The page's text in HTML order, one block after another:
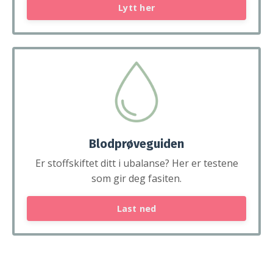
Lytt her
Blodprøveguiden
Er stoffskiftet ditt i ubalanse? Her er testene
som gir deg fasiten.
Last ned